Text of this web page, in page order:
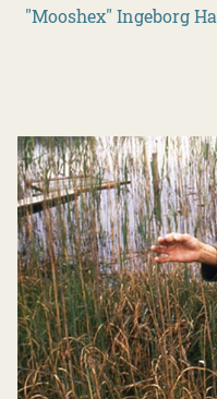
"Mooshex" Ingeborg